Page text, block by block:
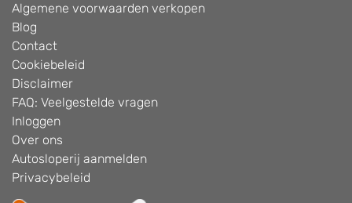
Algemene voorwaarden verkopen
Blog
Contact
Cookiebeleid
Disclaimer
FAQ: Veelgestelde vragen
Inloggen
Over ons
Autosloperij aanmelden
Privacybeleid